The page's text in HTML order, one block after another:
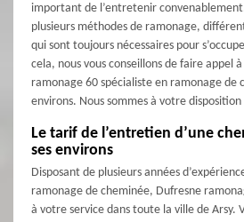
important de l’entretenir
plusieurs méthodes de ramonage,
qui sont toujours nécessaires pour
cela, nous vous conseillons de faire appel
ramonage 60 spécialiste en ramonage de
environs. Nous sommes à votre
Le tarif de l’entretien d’une
ses environs
Disposant de plusieurs années
ramonage de cheminée, Dufresne
à votre service dans toute la ville de Arsy.